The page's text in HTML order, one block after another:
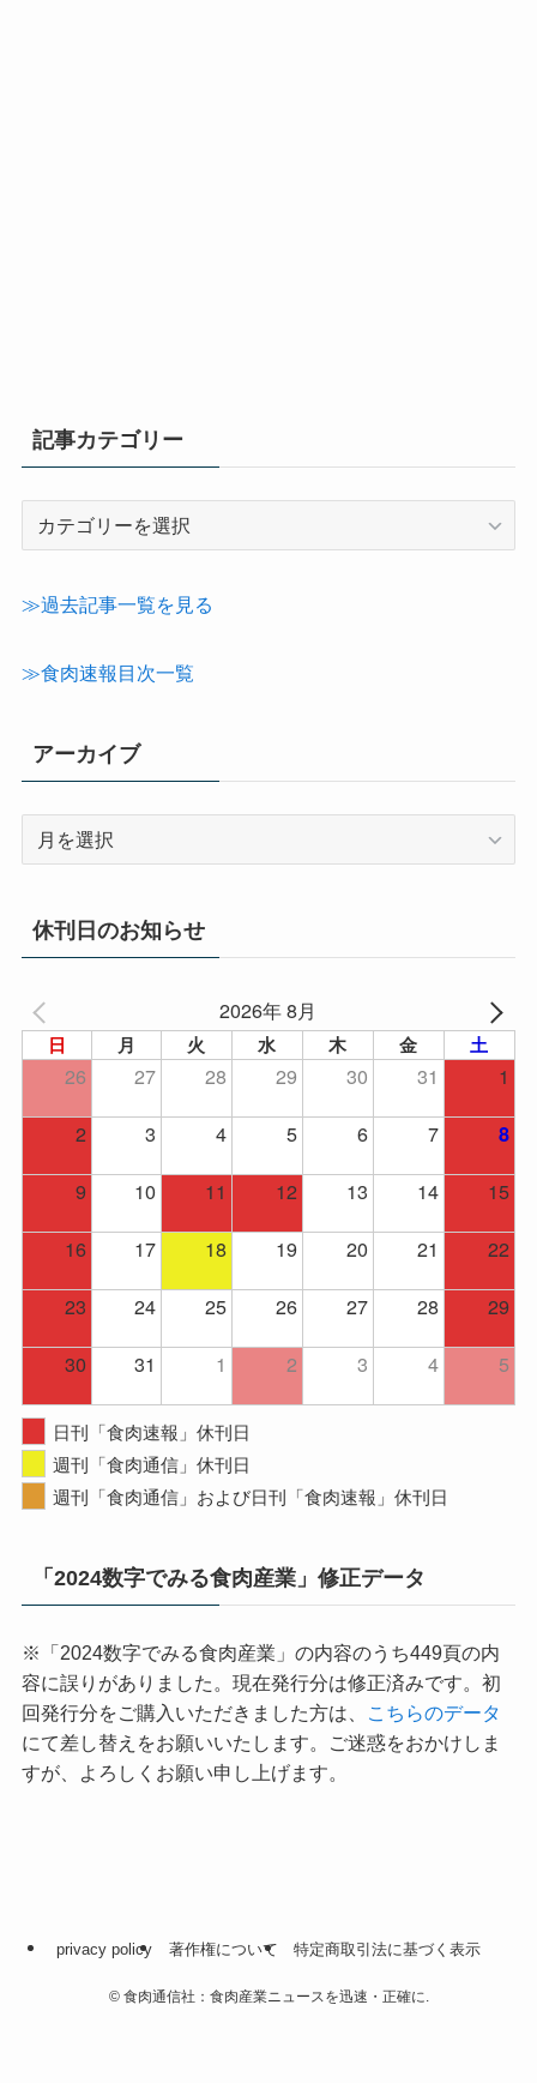
記事カテゴリー
テ
≫過去記事一覧を見る
≫食肉速報目次一覧
アーカイブ
イ
ブ
休刊日のお知らせ
2026年 8月
日 月 火 水 木 金 土
26 27 28 29 30 31
1
2
3 4 5 6 7 8
9 10 11 12 13 14
15
16
17 18 19 20 21
22
23
24 25 26 27 28
29
30
31 1 2 3 4 5
日刊「食肉速報」休刊日
週刊「食肉通信」休刊日
週刊「食肉通信」および日刊「食肉速報」休刊日
「2024数字でみる食肉産業」修正データ
※「2024数字でみる食肉産業」の内容のうち449頁の内
容に誤りがありました。現在発行分は修正済みです。初
回発行分をご購入いただきました方は、
こちらのデータ
にて差し替えをお願いいたします。ご迷惑をおかけしま
すが、よろしくお願い申し上げます。
privacy policy 著作権について 特定商取引法に基づく表示
©食肉通信社：食肉産業ニュースを迅速・正確に.